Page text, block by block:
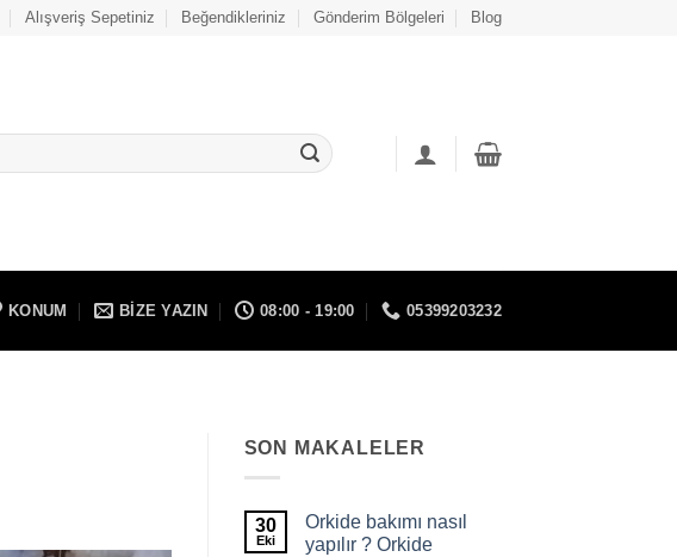
Alışveriş Sepetiniz Beğendikleriniz Gönderim Bölgeleri Blog
KONUM BIZE YAZIN 08:00 - 19:00 05399203232
SON MAKALELER
30
Eki
Orkide bakımı nasıl
yapılır ? Orkide